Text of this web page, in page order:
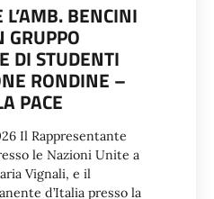
L’AMB. BENCINI
GRUPPO
DI STUDENTI
RONDINE –
PACE
Il Rappresentante
le Nazioni Unite a
Vignali, e il
d’Italia presso la